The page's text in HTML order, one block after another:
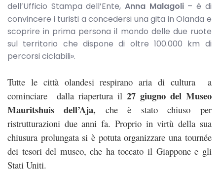
dell’Ufficio Stampa dell’Ente, Anna Malagoli– è di
convincere i turisti a concedersi una gita in Olanda e
scoprire in prima persona il mondo delle due ruote
sul territorio che dispone di oltre 100.000 km di
percorsi ciclabili».
Tutte le città olandesi respirano aria di cultura a
cominciare dalla riapertura il 27 giugno del Museo
Mauritshuis dell’Aja, che è stato chiuso per
ristrutturazioni due anni fa. Proprio in virtù della sua
chiusura prolungata si è potuta organizzare una tournée
dei tesori del museo, che ha toccato il Giappone e gli
Stati Uniti.